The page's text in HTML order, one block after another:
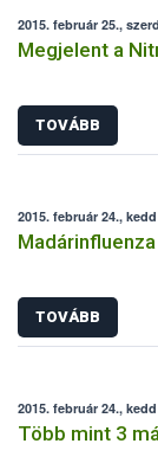
2015. február 25.,
Megjelent a
TOVÁBB
2015. február 24., kedd
TOVÁBB
2015. február 24., kedd
Több mint 3